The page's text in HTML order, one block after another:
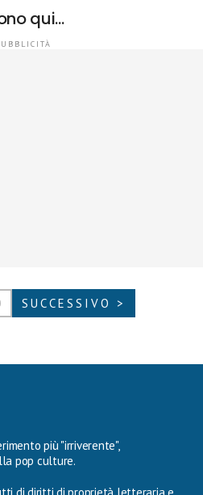
qui…
SUCCESSIVO >
più "irriverente",
pop culture.